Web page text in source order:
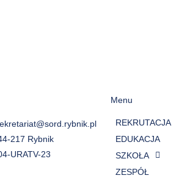
217 Rybnik
URATV-23
Menu
REKRUTACJA
EDUKACJA
SZKOŁA
ZESPÓŁ